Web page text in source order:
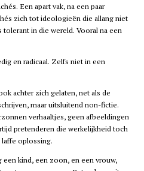
Een apart vak, na een paar
zich tot ideologieën die allang niet
in die wereld. Vooral na een
en radicaal. Zelfs niet in een
achter zich gelaten, net als de
maar uitsluitend non-fictie.
verhaaltjes, geen afbeeldingen
pretenderen die werkelijkheid toch
oplossing.
kind, een zoon, en een vrouw,